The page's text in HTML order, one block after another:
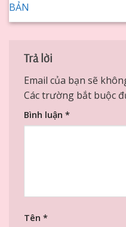
BẢN
Trả lời
Email của bạn sẽ
Các trường bắt buộc
Bình luận *
Tên *